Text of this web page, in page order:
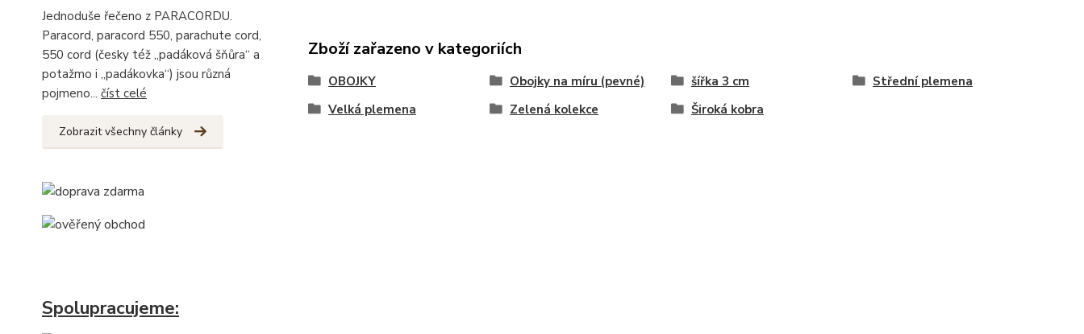
Jednoduše řečeno z PARACORDU.
Paracord, paracord 550, parachute cord,
550 cord (česky též „padáková šňůra“ a
potažmo i „padákovka“) jsou různá
pojmeno... číst celé
Zobrazit všechny články
Spolupracujeme:
Zboží zařazeno v kategoriích
OBOJKY Obojky na míru (pevné) šířka 3 cm
Střední plemena
Velká plemena
Zelená kolekce Široká kobra